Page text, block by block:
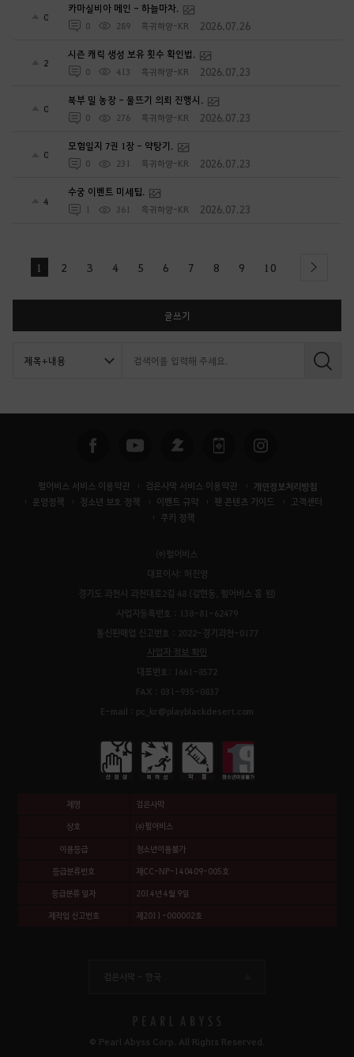
0
카마실비아 메인 - 하늘마차.
0 289 흑귀하양-KR 2026.07.26
2
시즌 캐릭 생성 보유 횟수 확인법.
0 413 흑귀하양-KR 2026.07.23
0
북부 밀 농장 - 물뜨기 의뢰 진행시.
0 276 흑귀하양-KR 2026.07.23
0
모험일지 7권 1장 - 약탕기.
0 231 흑귀하양-KR 2026.07.23
4
수궁 이벤트 미세팁.
1 361 흑귀하양-KR 2026.07.23
1 2 3 4 5 6 7 8 9 10 next
글쓰기
검
펄어비스 서비스 이용약관 검은사막 서비스 이용약관 개인정보처리방침
운영정책 청소년 보호 정책 이벤트 규약 팬 콘텐츠 가이드
고객센터
쿠키 정책
㈜펄어비스
대표이사: 허진영
경기도 과천시 과천대로2길 48 (갈현동, 펄어비스 홈 원)
사업자등록번호 : 138-81-62479
통신판매업 신고번호 : 2022-경기과천-0177
사업자 정보 확인
대표번호: 1661-8572
FAX : 031-935-0837
E-mail : pc_kr@playblackdesert.com
제명 검은사막
상호 ㈜펄어비스
이용등급 청소년이용불가
등급분류번호 제CC-NP-140409-005호
등급분류 일자 2014년 4월 9일
제작업 신고번호 제2011-000002호
검은사막 - 한국
© Pearl Abyss Corp. All Rights Reserved.